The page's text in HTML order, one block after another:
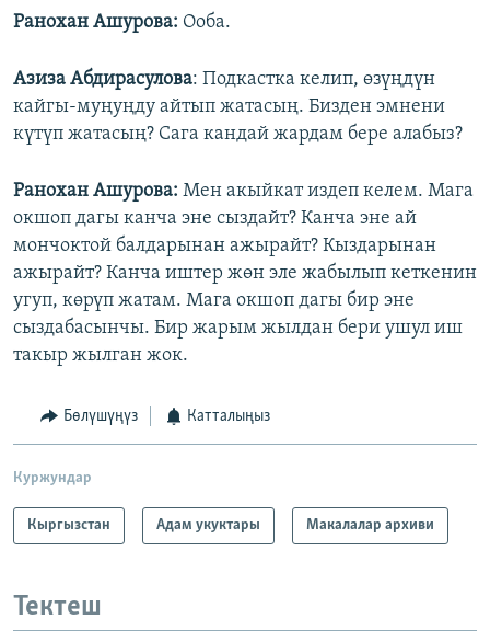
Ранохан Ашурова: Ооба.
Азиза Абдирасулова: Подкастка келип, өзүңдүн
кайгы-муңуңду айтып жатасың. Бизден эмнени
күтүп жатасың? Сага кандай жардам бере алабыз?
Ранохан Ашурова: Мен акыйкат издеп келем. Мага
окшоп дагы канча эне сыздайт? Канча эне ай
мончоктой балдарынан ажырайт? Кыздарынан
ажырайт? Канча иштер жөн эле жабылып кеткенин
угуп, көрүп жатам. Мага окшоп дагы бир эне
сыздабасынчы. Бир жарым жылдан бери ушул иш
такыр жылган жок.
Бөлүшүңүз Катталыңыз
Куржундар
Кыргызстан Адам укуктары Макалалар архиви
Тектеш